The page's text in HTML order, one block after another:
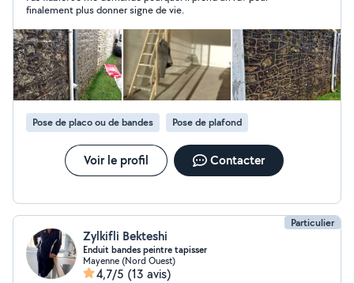
finalement plus donner signe de vie.
Pose de placo ou de bandes Pose de plafond
Voir le profil Contacter
Particulier
Zylkifli Bekteshi
Enduit bandes peintre tapisser
Mayenne (Nord Ouest)
4,7/5 (13 avis)